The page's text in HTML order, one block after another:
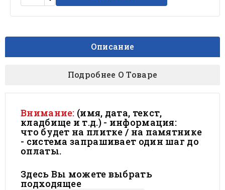
Описание
Подробнее О Товаре
Внимание: (имя, дата, текст,
кладбище и т.д.) - информация:
что будет на плитке / на памятнике
- система запрашивает один шаг до
оплаты.
Здесь Вы можете выбрать
подходящее